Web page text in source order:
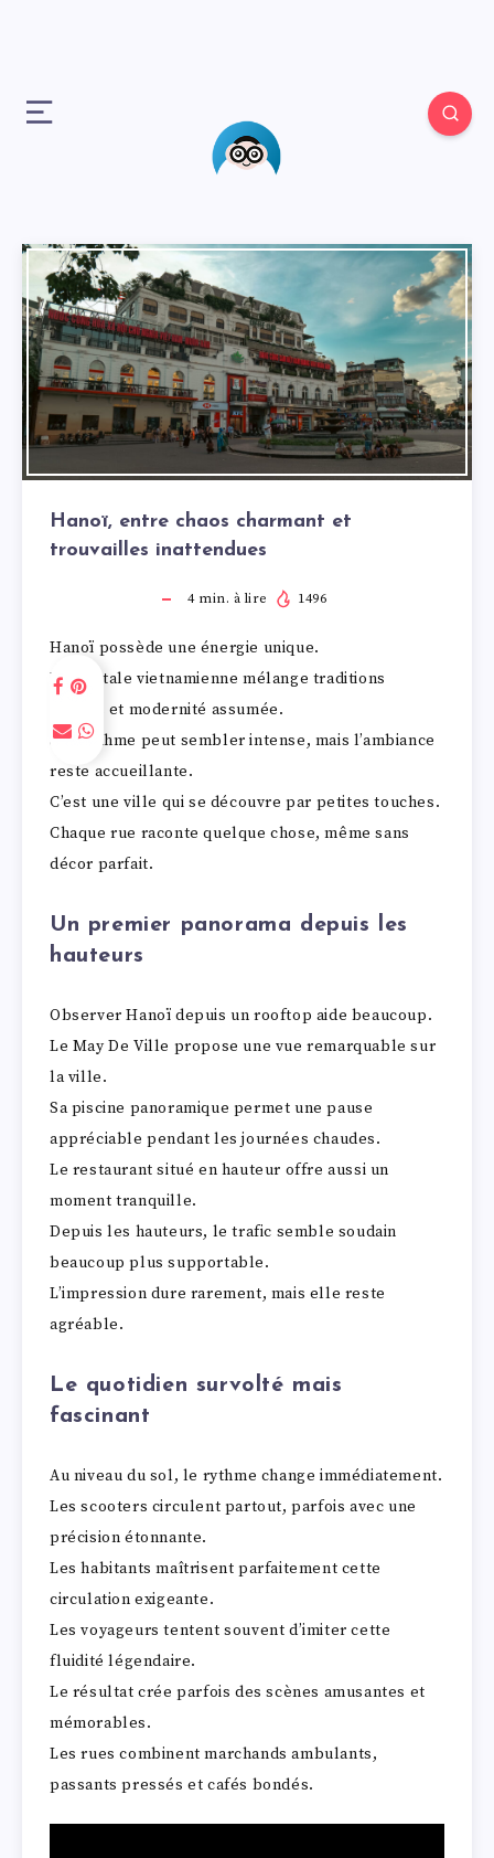
Hanoï, entre chaos charmant et
trouvailles inattendues
4min. à lire 1496
Hanoï possède une énergie unique.
La capitale vietnamienne mélange traditions
solides et modernité assumée.
Son rythme peut sembler intense, mais l’ambiance
reste accueillante.
C’est une ville qui se découvre par petites touches.
Chaque rue raconte quelque chose, même sans
décor parfait.
Un premier panorama depuis les
hauteurs
Observer Hanoï depuis un rooftop aide beaucoup.
Le May De Ville propose une vue remarquable sur
la ville.
Sa piscine panoramique permet une pause
appréciable pendant les journées chaudes.
Le restaurant situé en hauteur offre aussi un
moment tranquille.
Depuis les hauteurs, le trafic semble soudain
beaucoup plus supportable.
L’impression dure rarement, mais elle reste
agréable.
Le quotidien survolté mais
fascinant
Au niveau du sol, le rythme change immédiatement.
Les scooters circulent partout, parfois avec une
précision étonnante.
Les habitants maîtrisent parfaitement cette
circulation exigeante.
Les voyageurs tentent souvent d’imiter cette
fluidité légendaire.
Le résultat crée parfois des scènes amusantes et
mémorables.
Les rues combinent marchands ambulants,
passants pressés et cafés bondés.